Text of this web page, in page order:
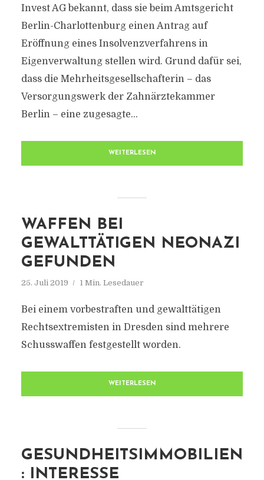
Invest AG bekannt, dass sie beim Amtsgericht
Berlin-Charlottenburg einen Antrag auf
Eröffnung eines Insolvenzverfahrens in
Eigenverwaltung stellen wird. Grund dafür sei,
dass die Mehrheitsgesellschafterin – das
Versorgungswerk der Zahnärztekammer
Berlin – eine zugesagte...
WEITERLESEN
WAFFEN BEI
GEWALTTÄTIGEN NEONAZI
GEFUNDEN
25. Juli 2019 1 Min. Lesedauer
Bei einem vorbestraften und gewalttätigen
Rechtsextremisten in Dresden sind mehrere
Schusswaffen festgestellt worden.
WEITERLESEN
GESUNDHEITSIMMOBILIEN
: INTERESSE